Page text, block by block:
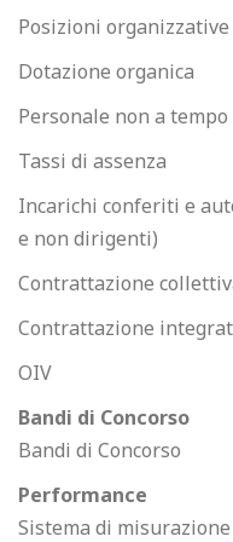
Posizioni organizzative
Dotazione organica
Personale non a
Tassi di assenza
Incarichi conferiti e
e non dirigenti)
Contrattazione
Contrattazione
OIV
Bandi di Concorso
Bandi di Concorso
Performance
Sistema di